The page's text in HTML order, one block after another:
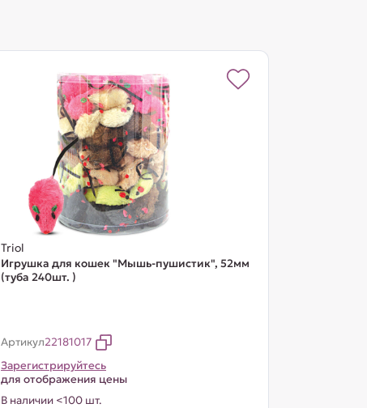
Triol
Игрушка для кошек "Мышь-пушистик", 52мм
(туба 240шт. )
Артикул22181017
Зарегистрируйтесь
для отображения цены
В наличии <100 шт.